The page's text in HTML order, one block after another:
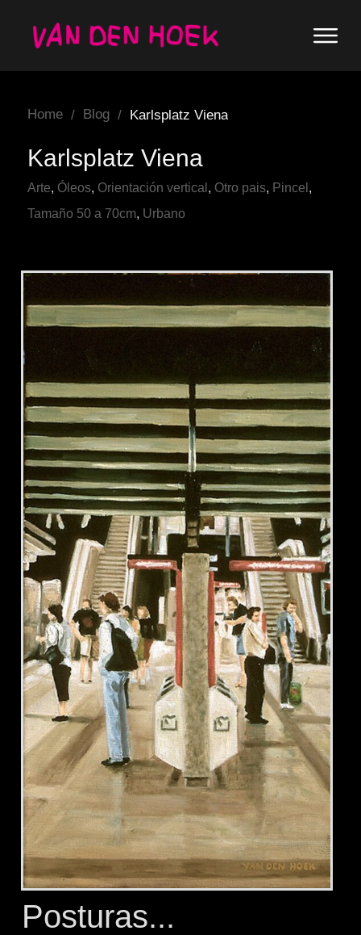
Home / Blog / Karlsplatz Viena
Karlsplatz Viena
Arte, Óleos, Orientación vertical , Otro pais, Pincel ,
Tamaño 50 a 70cm, Urbano
Posturas...